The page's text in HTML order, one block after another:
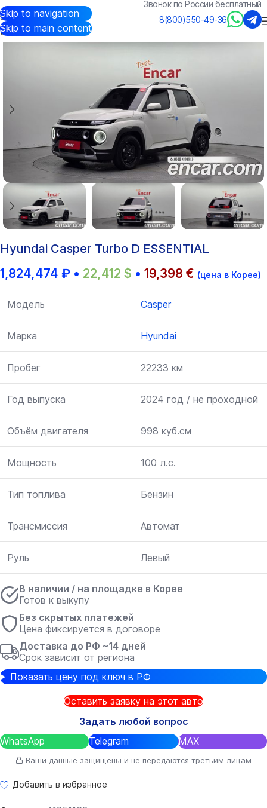
Skip to navigation
Skip to main content
Звонок по России бесплатный
8(800)550-49-36
Авто из Кореи/Каталог Casper
Hyundai Casper Turbo D ESSENTIAL
1,824,474 ₽ • 22,412 $ • 19,398 € (цена в Корее)
Модель Casper
Марка Hyundai
Пробег 22233 км
Год выпуска 2024 год / не проходной
Объём двигателя 998 куб.см
Мощность 100 л.с.
Тип топлива Бензин
Трансмиссия Автомат
Руль Левый
В наличии / на площадке в Корее
Готов к выкупу
Без скрытых платежей
Цена фиксируется в договоре
Доставка до РФ ~14 дней
Срок зависит от региона
Показать цену под ключ в РФ
Оставить заявку на этот авто
Задать любой вопрос
WhatsApp
Telegram MAX
Ваши данные защищены и не передаются третьим лицам
Добавить в избранное